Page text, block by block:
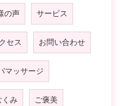
の声 サービス
セス お問い合わせ
マッサージ
み ご褒美